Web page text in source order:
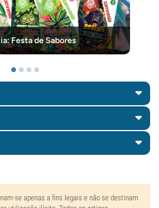
Festa de Sabores
se apenas a fins legais e não se destinam